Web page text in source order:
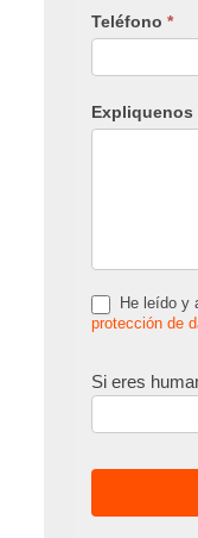
Teléfono*
He leído y
protección de
Si eres